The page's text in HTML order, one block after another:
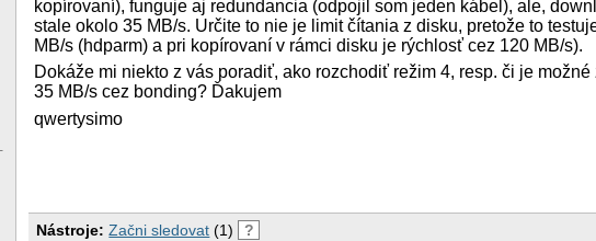
MII Status: up
Link Failure Count: 0
Permanent HW addr: 00:15:17:6f:a1:b4
Aggregator ID: 1
Slave Interface: eth2
MII Status: up
Link Failure Count: 0
kopírovaní), funguje aj redundancia (odpojil som jeden kábel), ale,
stale okolo 35 MB/s. Určite to nie je limit čítania z disku, pretože to
MB/s (hdparm) a pri kopírovaní v rámci disku je rýchlosť cez 120 MB/s).
Dokáže mi niekto z vás poradiť, ako rozchodiť režim 4, resp. či je
35 MB/s cez bonding? Ďakujem
qwertysimo
Nástroje: Začni sledovat (1) ?